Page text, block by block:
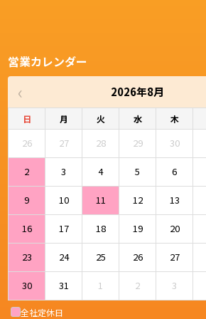
営業カレンダー
‹ 2026年8月
日 月 火 水 木
26 27 28 29 30
2 3 4 5 6
9 10 11 12 13
16 17 18 19 20
23 24 25 26 27
30 31 1 2 3
全社定休日